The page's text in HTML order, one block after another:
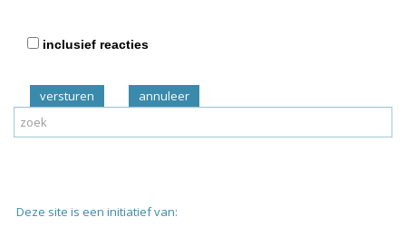
inclusief reacties
versturen
Deze site is een initiatief van: